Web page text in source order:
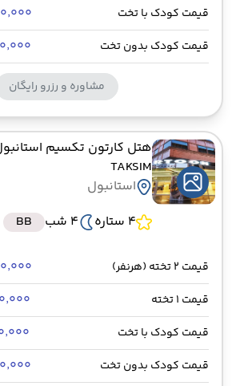
قیمت کودک با تخت
قیمت کودک بدون تخت
مشاوره و رزرو رایگان
هتل کارتون تکسیم
TAKSIM
استانبول
4 ستاره
4 شب BB
قیمت 2 تخته (هرنفر)
قیمت 1 تخته
قیمت کودک با تخت
قیمت کودک بدون تخت